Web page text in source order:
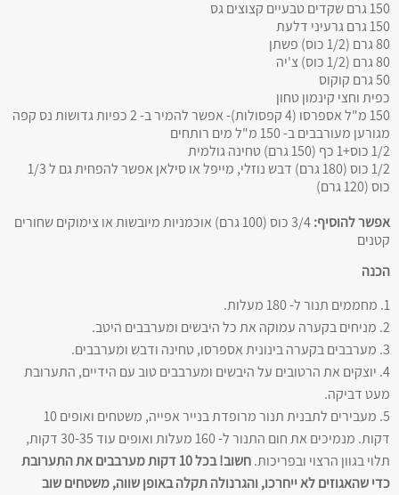
150 גרם שקדים טבעיים קצוצים גס
150 גרם גרעיני דלעת
80 גרם (1/2 כוס) פשתן
80 גרם (1/2 כוס) צ'יה
50 גרם קוקוס
כפית וחצי קינמון טחון
150 מ"ל אספרסו (4 קפסולות)- אפשר להמיר ב- 2 כפיות גדושות נס קפה
מגורען מעורבבים ב- 150 מ"ל מים רותחים
1/2 כוס+1 כף (150 גרם) טחינה גולמית
1/2 כוס (180 גרם) דבש נוזלי, מייפל או סילאן אפשר להפחית גם ל 1/3
כוס (120 גרם)
אפשר להוסיף:
3/4 כוס (100 גרם) אוכמניות מיובשות או צימוקים שחורים
קטנים
הכנה
1. מחממים תנור ל- 180 מעלות.
2. מניחים בקערה עמוקה את כל היבשים ומערבבים היטב.
3. מערבבים בקערה בינונית אספרסו, טחינה ודבש ומערבבים.
4. יוצקים את הרטובים על היבשים ומערבבים טוב עם הידיים, התערובת
מעט דביקה.
5. מעבירים לתבנית תנור מרופדת בנייר אפייה, משטחים ואופים 10
דקות. מנמיכים את חום התנור ל- 160 מעלות ואופים עוד 30-35 דקות,
תלוי בגוון הרצוי ובפריכות.
חשוב! בכל 10 דקות מערבבים את התערובת
כדי שהאגוזים לא ייחרכו, והגרנולה תקלה באופן שווה, משטחים שוב